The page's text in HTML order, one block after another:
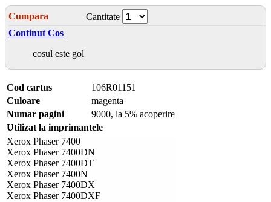
Cumpara
Cantitate
Continut Cos
cosul este gol
Cod cartus
106R01151
Culoare
magenta
Numar pagini
9000, la 5% acoperire
Utilizat la imprimantele
Xerox Phaser 7400
Xerox Phaser 7400DN
Xerox Phaser 7400DT
Xerox Phaser 7400N
Xerox Phaser 7400DX
Xerox Phaser 7400DXF